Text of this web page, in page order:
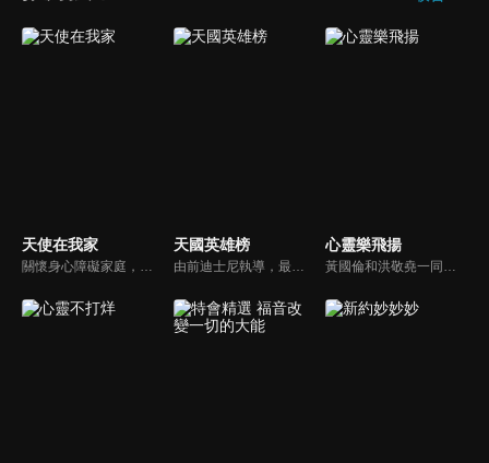
天使在我家 天國英雄榜 心靈樂飛揚